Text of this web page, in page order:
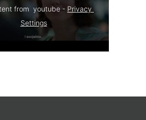
from  youtube - Privacy
Settings